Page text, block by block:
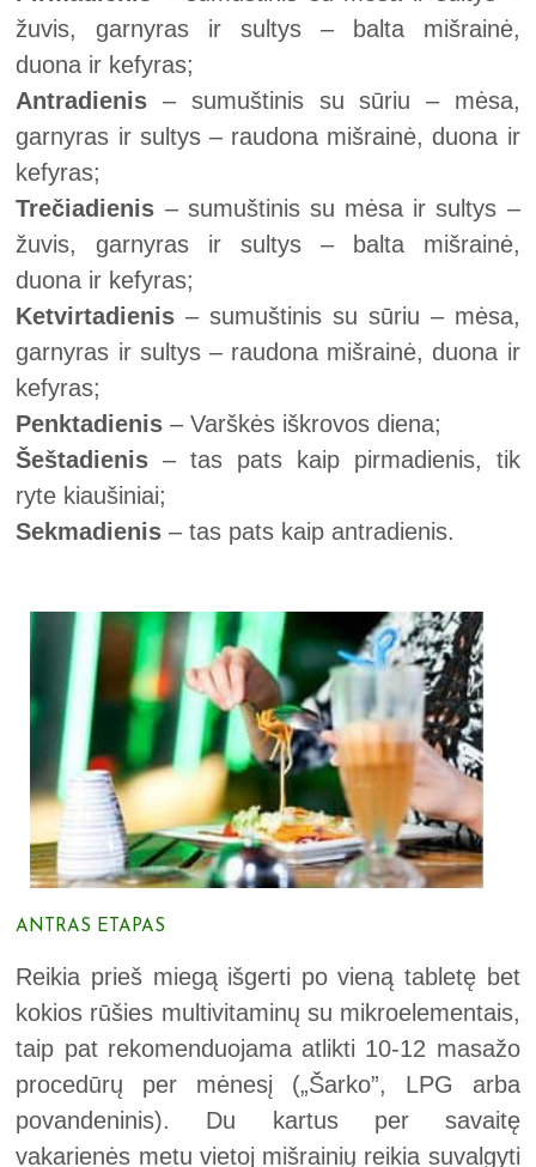
žuvis, garnyras ir sultys – balta mišrainė,
duona ir kefyras;
Antradienis – sumuštinis su sūriu – mėsa,
garnyras ir sultys – raudona mišrainė, duona ir
kefyras;
Trečiadienis – sumuštinis su mėsa ir sultys –
žuvis, garnyras ir sultys – balta mišrainė,
duona ir kefyras;
Ketvirtadienis – sumuštinis su sūriu – mėsa,
garnyras ir sultys – raudona mišrainė, duona ir
kefyras;
Penktadienis – Varškės iškrovos diena;
Šeštadienis – tas pats kaip pirmadienis, tik
ryte kiaušiniai;
Sekmadienis – tas pats kaip antradienis.
ANTRAS ETAPAS
Reikia prieš miegą išgerti po vieną tabletę bet
kokios rūšies multivitaminų su mikroelementais,
taip pat rekomenduojama atlikti 10-12 masažo
procedūrų per mėnesį („Šarko”, LPG arba
povandeninis). Du kartus per savaitę
vakarienės metu vietoj mišrainių reikia suvalgyti